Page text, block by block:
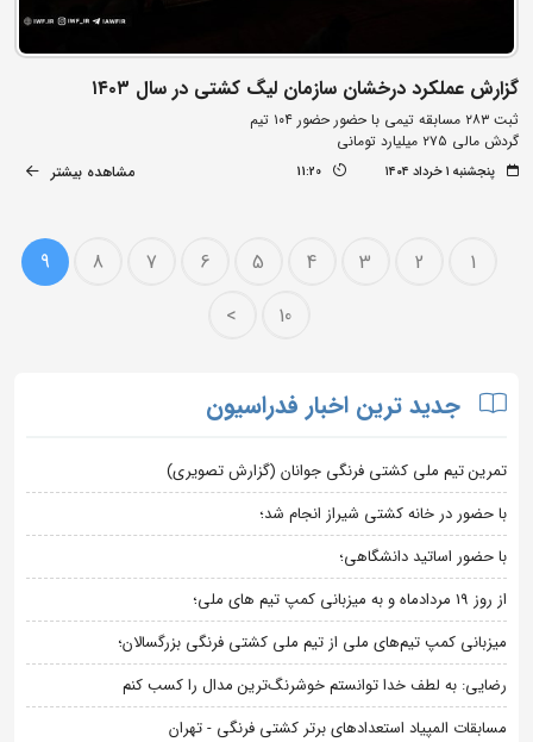
گزارش عملکرد درخشان سازمان لیگ کشتی در سال ۱۴۰۳
ثبت ۲۸۳ مسابقه تیمی با حضور حضور ۱۰۴ تیم
گردش مالی ۲۷۵ میلیارد تومانی
پنجشنبه ۱ خرداد ۱۴۰۴ 11:20 مشاهده بیشتر
1
2
3
4
5
6
7
8
9
10
>
جدید ترین اخبار فدراسیون
تمرین تیم ملی کشتی فرنگی جوانان (گزارش تصویری)
با حضور در خانه کشتی شیراز انجام شد؛
با حضور اساتید دانشگاهی؛
از روز 19 مردادماه و به میزبانی کمپ تیم های ملی؛
میزبانی کمپ تیم‌های ملی از تیم ملی کشتی فرنگی بزرگسالان؛
رضایی: به لطف خدا توانستم خوشرنگ‌ترین مدال را کسب کنم
مسابقات المپیاد استعدادهای برتر کشتی فرنگی - تهران